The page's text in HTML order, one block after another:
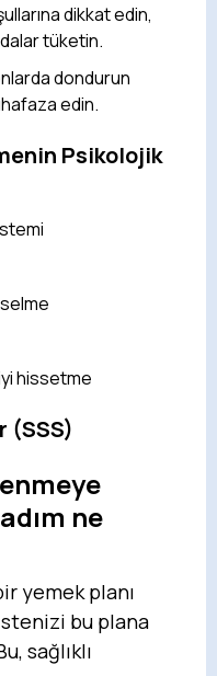
dikkat edin,
tüketin.
dondurun
edin.
Psikolojik
hissetme
(SSS)
ne
yemek planı
bu plana
sağlıklı